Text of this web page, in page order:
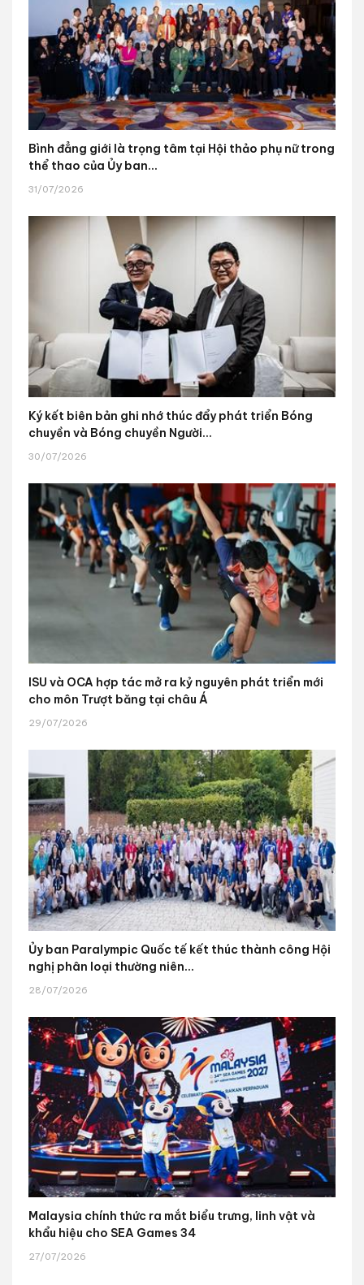
Bình đẳng giới là trọng tâm tại Hội thảo phụ nữ trong
thể thao của Ủy ban...
31/07/2026
Ký kết biên bản ghi nhớ thúc đẩy phát triển Bóng
chuyền và Bóng chuyền Người...
30/07/2026
ISU và OCA hợp tác mở ra kỷ nguyên phát triển mới
cho môn Trượt băng tại châu Á
29/07/2026
Ủy ban Paralympic Quốc tế kết thúc thành công Hội
nghị phân loại thường niên...
28/07/2026
Malaysia chính thức ra mắt biểu trưng, linh vật và
khẩu hiệu cho SEA Games 34
27/07/2026